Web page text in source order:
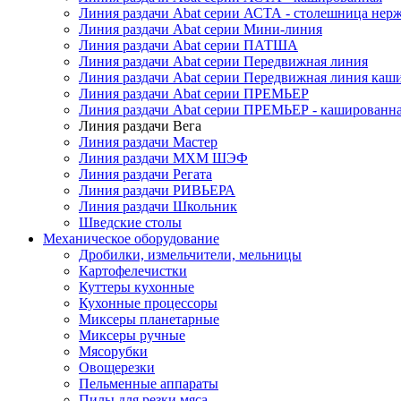
Линия раздачи Abat серии АСТА - столешница
Линия раздачи Abat серии Мини-линия
Линия раздачи Abat серии ПАТША
Линия раздачи Abat серии Передвижная линия
Линия раздачи Abat серии Передвижная линия
Линия раздачи Abat серии ПРЕМЬЕР
Линия раздачи Abat серии ПРЕМЬЕР -
Линия раздачи Вега
Линия раздачи Мастер
Линия раздачи МХМ ШЭФ
Линия раздачи Регата
Линия раздачи РИВЬЕРА
Линия раздачи Школьник
Шведские столы
Механическое оборудование
Дробилки, измельчители, мельницы
Картофелечистки
Куттеры кухонные
Кухонные процессоры
Миксеры планетарные
Миксеры ручные
Мясорубки
Овощерезки
Пельменные аппараты